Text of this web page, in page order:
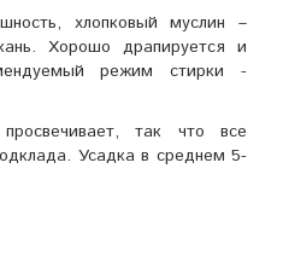
хлопковый муслин –
Хорошо драпируется и
режим стирки -
так что все
Усадка в среднем 5-